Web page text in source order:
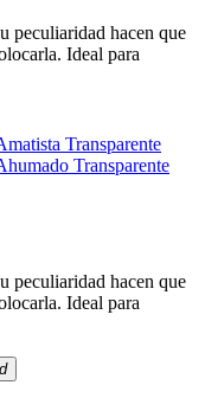
peculiaridad hacen que
Ideal para
peculiaridad hacen que
Ideal para